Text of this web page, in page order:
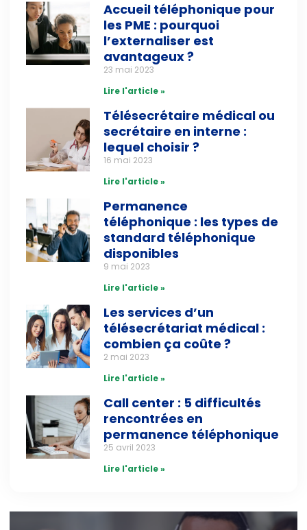
Accueil téléphonique pour
les PME : pourquoi
l’externaliser est
avantageux ?
23 mai 2023
Lire l'article »
Télésecrétaire médical ou
secrétaire en interne :
lequel choisir ?
16 mai 2023
Lire l'article »
Permanence
téléphonique : les types de
standard téléphonique
disponibles
9 mai 2023
Lire l'article »
Les services d’un
télésecrétariat médical :
combien ça coûte ?
2 mai 2023
Lire l'article »
Call center : 5 difficultés
rencontrées en
permanence téléphonique
25 avril 2023
Lire l'article »